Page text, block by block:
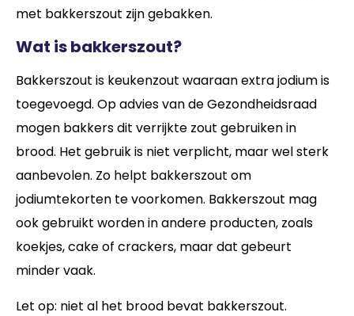
met bakkerszout zijn gebakken.
Wat is bakkerszout?
Bakkerszout is keukenzout waaraan extra jodium is
toegevoegd. Op advies van de Gezondheidsraad
mogen bakkers dit verrijkte zout gebruiken in
brood. Het gebruik is niet verplicht, maar wel sterk
aanbevolen. Zo helpt bakkerszout om
jodiumtekorten te voorkomen. Bakkerszout mag
ook gebruikt worden in andere producten, zoals
koekjes, cake of crackers, maar dat gebeurt
minder vaak.
Let op: niet al het brood bevat bakkerszout.